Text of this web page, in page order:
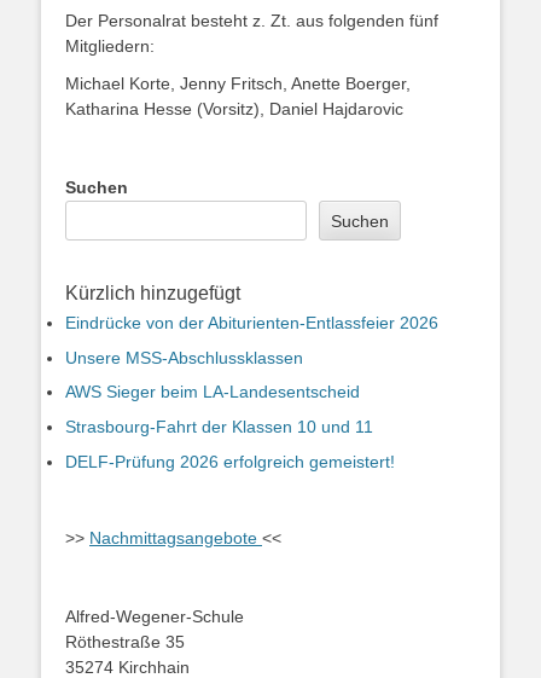
Der Personalrat besteht z. Zt. aus folgenden fünf
Mitgliedern:
Michael Korte, Jenny Fritsch, Anette Boerger,
Katharina Hesse (Vorsitz), Daniel Hajdarovic
Suchen
Suchen
Kürzlich hinzugefügt
Eindrücke von der Abiturienten-Entlassfeier 2026
Unsere MSS-Abschlussklassen
AWS Sieger beim LA-Landesentscheid
Strasbourg-Fahrt der Klassen 10 und 11
DELF-Prüfung 2026 erfolgreich gemeistert!
>> Nachmittagsangebote <<
Alfred-Wegener-Schule
Röthestraße 35
35274 Kirchhain